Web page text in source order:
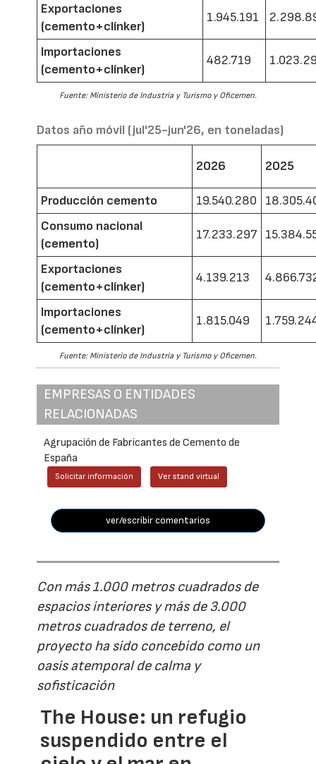
Exportaciones
(cemento+clínker)
1.945.191
Importaciones
(cemento+clínker)
482.719
Fuente: Ministerio de Industria y Turismo y Oficemen.
Datos año móvil (jul'25-jun'26, en toneladas)
2026 2025
Producción cemento 19.540.280
Consumo nacional
(cemento)
17.233.297
Exportaciones
(cemento+clínker)
4.139.213
Importaciones
(cemento+clínker)
1.815.049
Fuente: Ministerio de Industria y Turismo y Oficemen.
EMPRESAS O ENTIDADES
RELACIONADAS
Agrupación de Fabricantes de Cemento de
España
Solicitar información Ver stand virtual
ver/escribir comentarios
Con más 1.000 metros cuadrados de
espacios interiores y más de 3.000
metros cuadrados de terreno, el
proyecto ha sido concebido como un
oasis atemporal de calma y
sofisticación
The House: un refugio
suspendido entre el